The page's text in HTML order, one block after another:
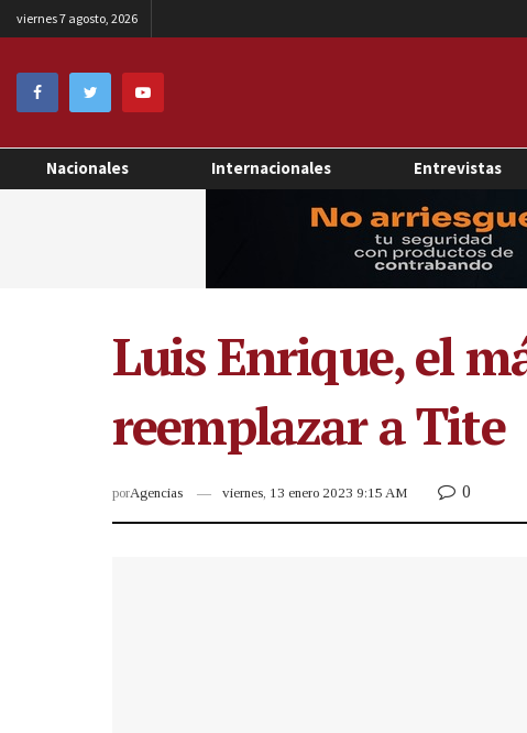
viernes 7 agosto, 2026
Nacionales Internacionales Entrevistas
Luis Enrique, el
reemplazar a Tite
porAgencias viernes, 13 enero 2023 9:15 AM 0